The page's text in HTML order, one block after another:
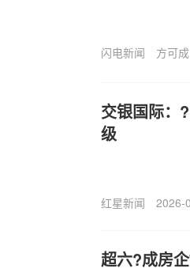
闪电新闻 方可成
交银国际：
级
红星新闻 2026-
超六?成房